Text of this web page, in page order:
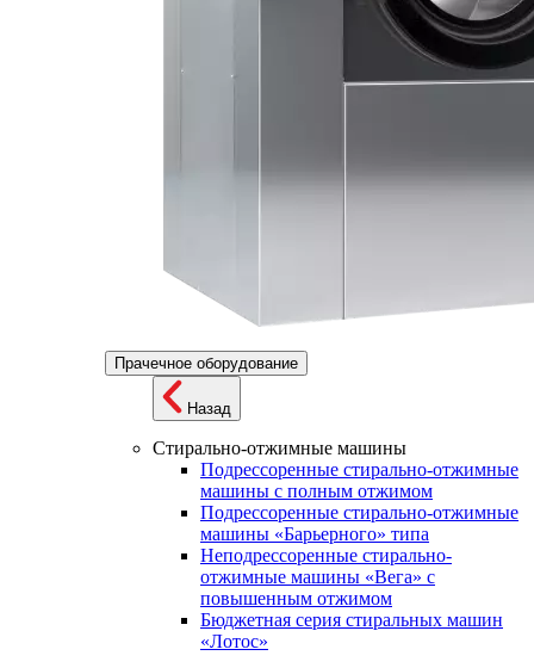
Прачечное оборудование
Назад
Стирально-отжимные машины
Подрессоренные стирально-отжимные
машины с полным отжимом
Подрессоренные стирально-отжимные
машины «Барьерного» типа
Неподрессоренные стирально-
отжимные машины «Вега» с
повышенным отжимом
Бюджетная серия стиральных машин
«Лотос»